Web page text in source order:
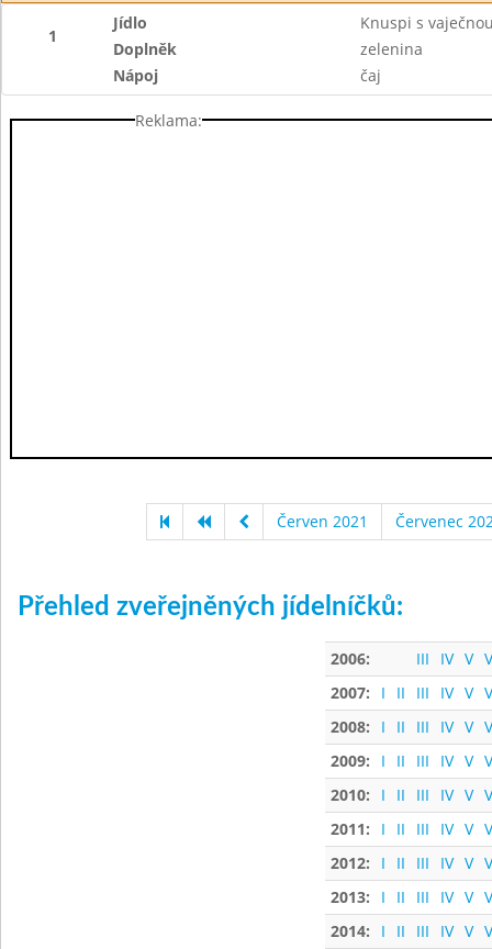
1
Jídlo
Knuspi s
Doplněk
zelenina
Nápoj
čaj
Reklama:
Červen 2021 Červenec
Přehled zveřejněných jídelníčků:
2006: III IV V
2007:
I II III IV V
2008:
I II III IV V
2009:
I II III IV V
2010:
I II III IV V
2011:
I II III IV V
2012:
I II III IV V
2013:
I II III IV V
2014:
I II III IV V